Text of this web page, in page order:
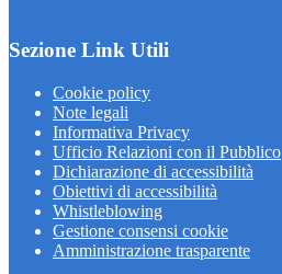
Sezione Link Utili
Cookie policy
Note legali
Informativa Privacy
Ufficio Relazioni con il Pubblico
Dichiarazione di accessibilità
Obiettivi di accessibilità
Whistleblowing
Gestione consensi cookie
Amministrazione trasparente